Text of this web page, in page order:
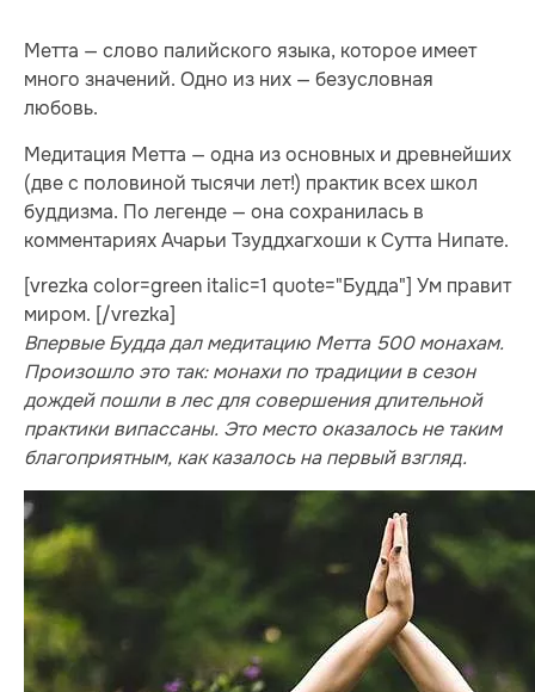
Метта — слово палийского языка, которое имеет
много значений. Одно из них — безусловная
любовь.
Медитация Метта — одна из основных и древнейших
(две с половиной тысячи лет!) практик всех школ
буддизма. По легенде — она сохранилась в
комментариях Ачарьи Тзуддхагхоши к Сутта Нипате.
[vrezka color=green italic=1 quote="Будда"] Ум правит
миром. [/vrezka]
Впервые Будда дал медитацию Метта 500 монахам.
Произошло это так: монахи по традиции в сезон
дождей пошли в лес для совершения длительной
практики випассаны. Это место оказалось не таким
благоприятным, как казалось на первый взгляд.